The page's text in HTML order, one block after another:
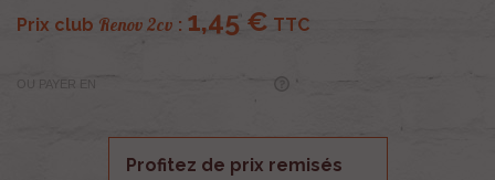
Prix club Renov 2cv : 1,45 € TTC
Profitez de prix remisés